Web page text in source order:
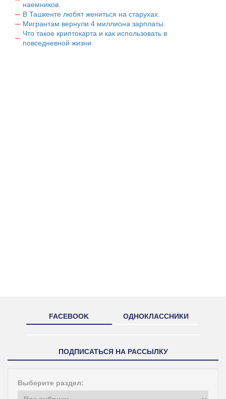
наемников.
В Ташкенте любят жениться на старухах.
Мигрантам вернули 4 миллиона зарплаты.
Что такое криптокарта и как использовать в
повседневной жизни
FACEBOOK ОДНОКЛАССНИКИ
ПОДПИСАТЬСЯ НА РАССЫЛКУ
Выберите раздел: